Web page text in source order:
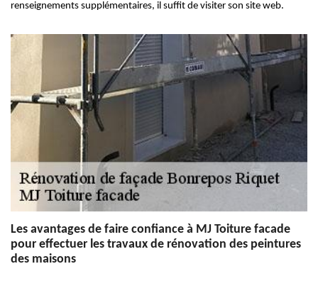
renseignements supplémentaires, il suffit de visiter son site web.
Les avantages de faire confiance à MJ Toiture facade
pour effectuer les travaux de rénovation des peintures
des maisons